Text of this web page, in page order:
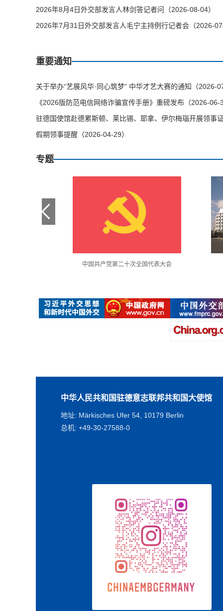
2026年8月4日外交部发言人林剑答记者问（2026-08-04）
2026年7月31日外交部发言人毛宁主持例行记者会（2026-
重要通知
关于举办“艺展风华·同心筑梦” 中华才艺大赛的通知（2026-
《2026版防范电信网络诈骗宣传手册》重磅发布（2026-06-
驻德国使馆赴德累斯顿、莱比锡、耶拿、伊尔梅瑙开展领事
假期领事提醒（2026-04-29）
专题
中国共产党第二十次全国代表大会
中华人民共和国驻德意志联邦共和国大使馆
地址: Märkisches Ufer 54, 10179 Berlin
总机: +49-30-27588-0